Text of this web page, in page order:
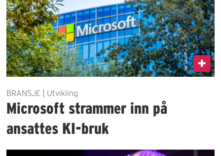
BRANSJE | Utvikling
Microsoft strammer inn på
ansattes KI-bruk